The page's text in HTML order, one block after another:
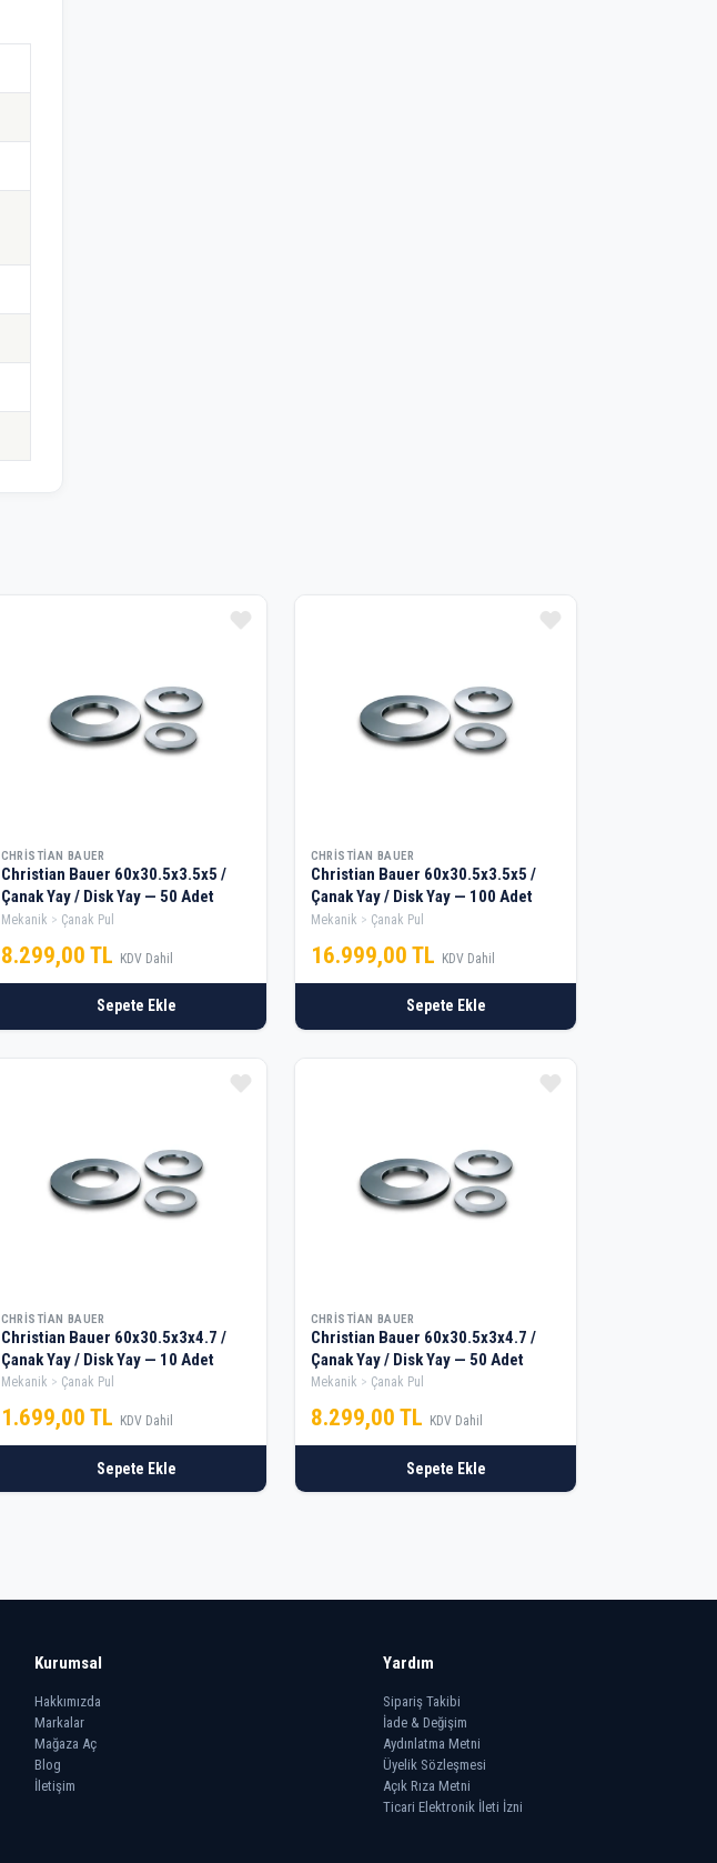
CHRISTIAN BAUER
Christian Bauer 60x30.5x3.5x5 /
Çanak Yay / Disk Yay — 50 Adet
Mekanik Çanak Pul
8.299,00 TL KDV Dahil
Sepete Ekle
CHRISTIAN BAUER
Christian Bauer 60x30.5x3.5x5 /
Çanak Yay / Disk Yay — 100 Adet
Mekanik Çanak Pul
16.999,00 TL KDV Dahil
Sepete Ekle
CHRISTIAN BAUER
Christian Bauer 60x30.5x3x4.7 /
Çanak Yay / Disk Yay — 10 Adet
Mekanik Çanak Pul
1.699,00 TL KDV Dahil
Sepete Ekle
CHRISTIAN BAUER
Christian Bauer 60x30.5x3x4.7 /
Çanak Yay / Disk Yay — 50 Adet
Mekanik Çanak Pul
8.299,00 TL KDV Dahil
Sepete Ekle
Kurumsal
Hakkımızda
Markalar
Mağaza Aç
Blog
İletişim
Yardım
Sipariş Takibi
İade & Değişim
Aydınlatma Metni
Üyelik Sözleşmesi
Açık Rıza Metni
Ticari Elektronik İleti İzni